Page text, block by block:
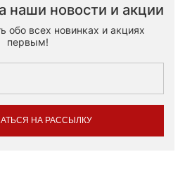
наши новости и акции
обо всех новинках и акциях
первым!
НА РАССЫЛКУ